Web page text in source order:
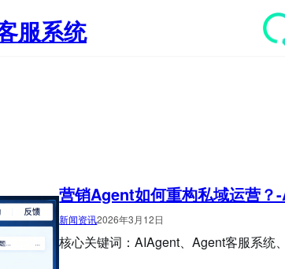
服系统
营销Agent如何重构私域运营
新闻资讯2026年3月12日
核心关键词：AIAgent、Agent客服系